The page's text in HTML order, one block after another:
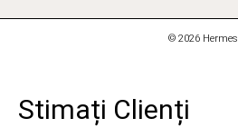
© 2026 Hermes
Stimați Clienți